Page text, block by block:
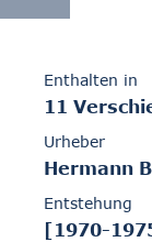
Enthalten in
11
Urheber
Hermann
Entstehung
[1970-